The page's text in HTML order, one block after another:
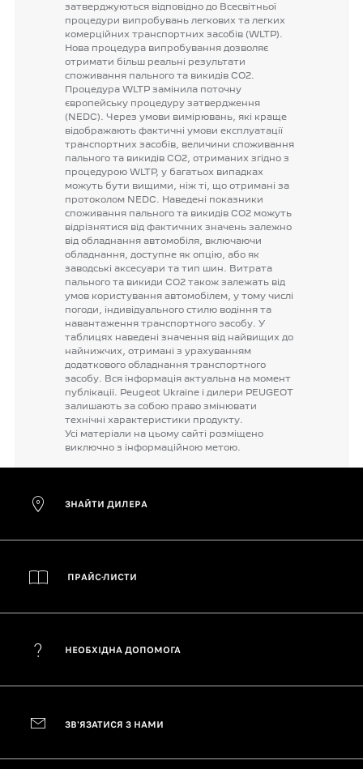
затверджуються відповідно до Всесвітньої
процедури випробувань легкових та легких
комерційних транспортних засобів (WLTP).
Нова процедура випробування дозволяє
отримати більш реальні результати
споживання пального та викидів CO2.
Процедура WLTP замінила поточну
європейську процедуру затвердження
(NEDC). Через умови вимірювань, які краще
відображають фактичні умови експлуатації
транспортних засобів, величини споживання
пального та викидів CO2, отриманих згідно з
процедурою WLTP, у багатьох випадках
можуть бути вищими, ніж ті, що отримані за
протоколом NEDC. Наведені показники
споживання пального та викидів CO2 можуть
відрізнятися від фактичних значень залежно
від обладнання автомобіля, включаючи
обладнання, доступне як опцію, або як
заводські аксесуари та тип шин. Витрата
пального та викиди CO2 також залежать від
умов користування автомобілем, у тому числі
погоди, індивідуального стилю водіння та
навантаження транспортного засобу. У
таблицях наведені значення від найвищих до
найнижчих, отримані з урахуванням
додаткового обладнання транспортного
засобу. Вся інформація актуальна на момент
публікації. Peugeot Ukraine і дилери PEUGEOT
залишають за собою право змінювати
технічні характеристики продукту.
Усі матеріали на цьому сайті розміщено
виключно з інформаційною метою.
ЗНАЙТИ ДИЛЕРА
ПРАЙС-ЛИСТИ
НЕОБХІДНА ДОПОМОГА
ЗВ'ЯЗАТИСЯ З НАМИ